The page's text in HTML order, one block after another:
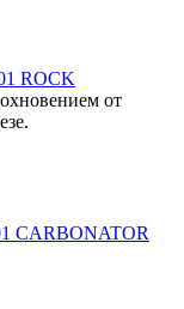
ROCK
от
CARBONATOR